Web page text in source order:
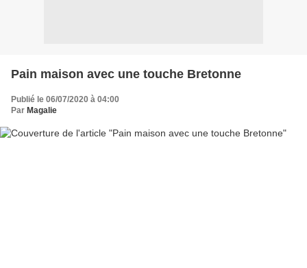
Pain maison avec une touche Bretonne
Publié le 06/07/2020 à 04:00
Par Magalie